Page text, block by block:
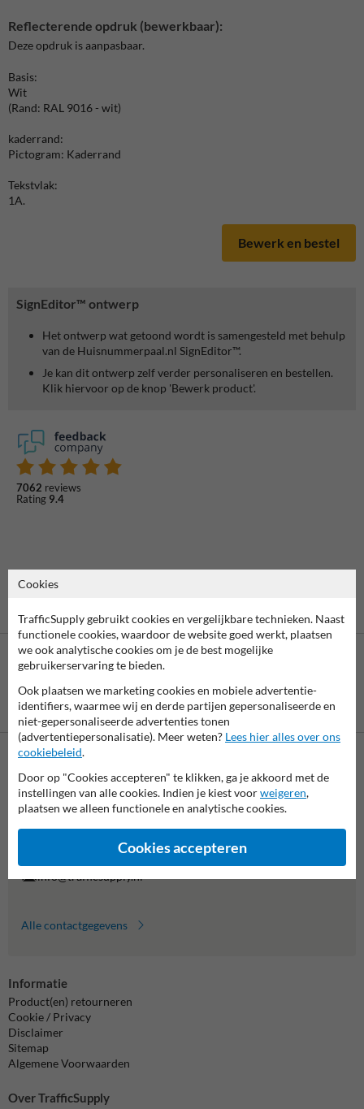
SignEditor™ ontwerp
Het ontwerp wat getoond wordt is samengesteld met behulp
van de Huisnummerpaal.nl SignEditor™.
Je kan dit ontwerp zelf verder personaliseren en bestellen.
Klik hiervoor op de knop 'Bewerk product'.
7062 reviews
Rating 9.4
Reflecterende opdruk (bewerkbaar):
Deze opdruk is aanpasbaar.
Basis:
Wit
(Rand: RAL 9016 - wit)
kaderrand:
Pictogram: Kaderrand
Tekstvlak:
1A.
Bewerk en bestel
Betaling achteraf
is mogelijk
Neem contact met ons op
Wij zijn op werkdagen (van 8.00 tot 17.00) te bereiken op 038-
7920070.
Vragen? Stuur een e-mail naarinfo@trafficsupply.nlof vul het
formulier in en we reageren zo spoedig mogelijk.
info@trafficsupply.nl
Alle contactgegevens
Informatie
Product(en) retourneren
Cookie / Privacy
Disclaimer
Sitemap
Algemene Voorwaarden
Over TrafficSupply
Cookies
TrafficSupply gebruikt cookies en vergelijkbare technieken. Naast
functionele cookies, waardoor de website goed werkt, plaatsen
we ook analytische cookies om je de best mogelijke
gebruikerservaring te bieden.
Ook plaatsen we marketing cookies en mobiele advertentie-
identifiers, waarmee wij en derde partijen gepersonaliseerde en
niet-gepersonaliseerde advertenties tonen
(advertentiepersonalisatie). Meer weten? Lees hier alles over ons
cookiebeleid.
Door op "Cookies accepteren" te klikken, ga je akkoord met de
instellingen van alle cookies. Indien je kiest voorweigeren,
plaatsen we alleen functionele en analytische cookies.
Cookies accepteren